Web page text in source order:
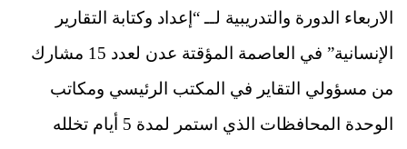
الاربعاء الدورة والتدريبية لــ “إعداد وكتابة التقارير
الإنسانية” في العاصمة المؤقتة عدن لعدد 15 مشارك
من مسؤولي التقاير في المكتب الرئيسي ومكاتب
الوحدة المحافظات الذي استمر لمدة 5 أيام تخلله